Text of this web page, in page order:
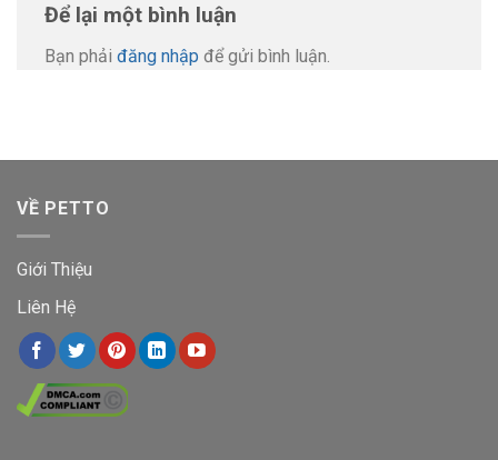
Để lại một bình luận
Bạn phải đăng nhập để gửi bình luận.
VỀ PETTO
Giới Thiệu
Liên Hệ